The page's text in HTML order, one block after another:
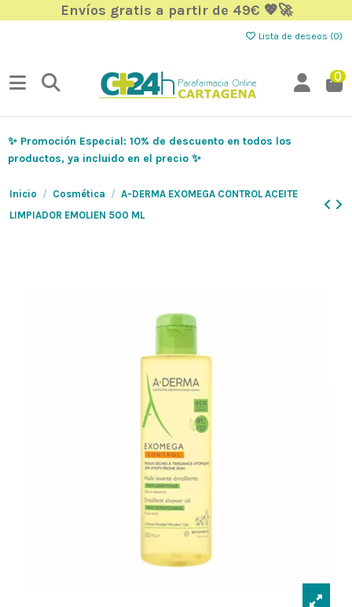
Envíos gratis a partir de 49€ 💖🚀
Lista de deseos (0)
0
✨ Promoción Especial: 10% de descuento en todos los
productos, ya incluido en el precio ✨
Inicio Cosmética
A-DERMA EXOMEGA CONTROL ACEITE
LIMPIADOR EMOLIEN 500 ML